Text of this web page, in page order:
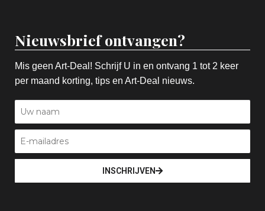
Nieuwsbrief ontvangen?
Mis geen Art-Deal! Schrijf U in en ontvang 1 tot 2 keer
per maand korting, tips en Art-Deal nieuws.
INSCHRIJVEN